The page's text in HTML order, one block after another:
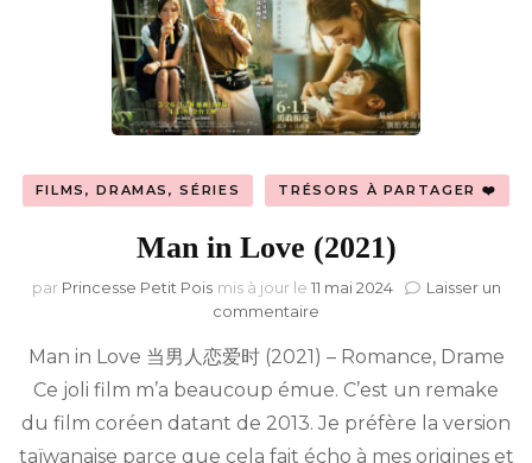
FILMS, DRAMAS, SÉRIES TRÉSORS À PARTAGER ❤️
Man in Love (2021)
par Princesse Petit Pois mis à jour le 11 mai 2024
Laisser un
commentaire
in
Love
Man in Love 当男人恋爱时 (2021) – Romance, Drame
Ce joli film m’a beaucoup émue. C’est un remake
du film coréen datant de 2013. Je préfère la version
taïwanaise parce que cela fait écho à mes origines et